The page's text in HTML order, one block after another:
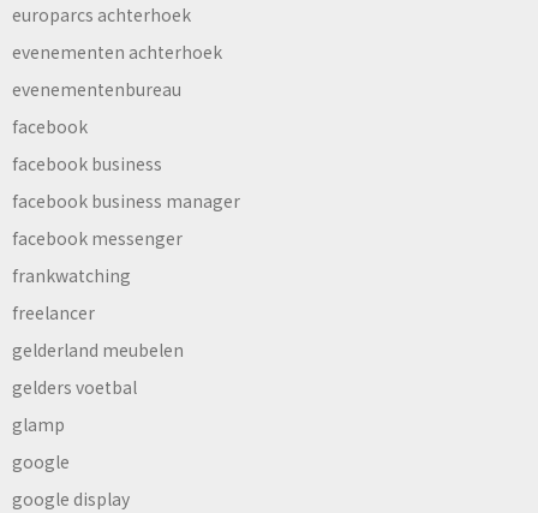
europarcs achterhoek
evenementen achterhoek
evenementenbureau
facebook
facebook business
facebook business manager
facebook messenger
frankwatching
freelancer
gelderland meubelen
gelders voetbal
glamp
google
google display